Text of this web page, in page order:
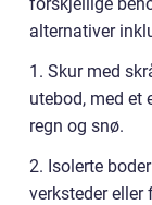
forskjellige
alternativer
1. Skur med
utebod, med et
regn og snø.
2. Isolerte
verksteder